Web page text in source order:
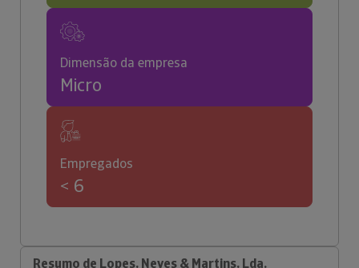
Dimensão da empresa
Micro
Empregados
< 6
Resumo de Lopes, Neves & Martins, Lda.